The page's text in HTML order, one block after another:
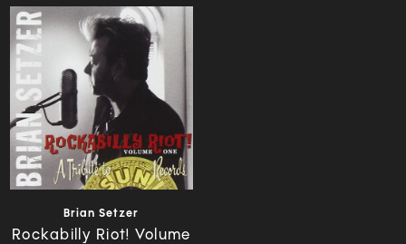
Brian Setzer
Rockabilly Riot! Volume